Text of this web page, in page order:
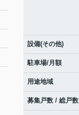
設備(その他)
駐車場/月額
用途地域
募集戸数 / 総戸数